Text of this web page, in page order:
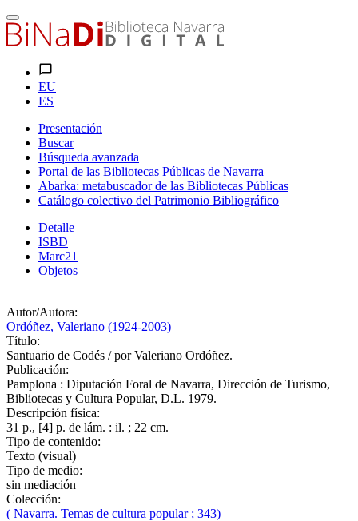
EU
ES
Presentación
Buscar
Búsqueda avanzada
Portal de las Bibliotecas Públicas de Navarra
Abarka: metabuscador de las Bibliotecas Públicas
Catálogo colectivo del Patrimonio Bibliográfico
Detalle
ISBD
Marc21
Objetos
Autor/Autora:
Ordóñez, Valeriano (1924-2003)
Título:
Santuario de Codés / por Valeriano Ordóñez.
Publicación:
Pamplona : Diputación Foral de Navarra, Dirección de Turismo,
Bibliotecas y Cultura Popular, D.L. 1979.
Descripción física:
31 p., [4] p. de lám. : il. ; 22 cm.
Tipo de contenido:
Texto (visual)
Tipo de medio:
sin mediación
Colección:
( Navarra. Temas de cultura popular ; 343)